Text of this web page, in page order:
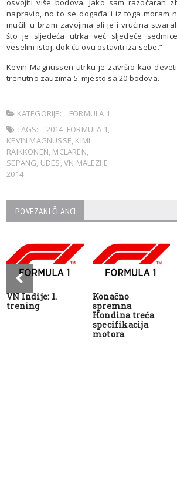
osvojiti više bodova. Jako sam razočaran
napravio, no to se događa i iz toga moram
mučili u brzim zavojima ali je i vrućina
što je sljedeća utrka već sljedeće
veselim istoj, dok ću ovu ostaviti iza sebe.”
Kevin Magnussen utrku je završio kao
trenutno zauzima 5. mjesto sa 20 bodova.
KATEGORIJE:
FORMULA 1
TAGS:
2014, FORMULA 1,
KEVIN MAGNUSSE, KIMI
RAIKKONEN, MCLAREN,
SEPANG, UDES,VN MALEZIJE
2014
POVEZANI ČLANCI
VN Indije: 1.
trening
Konačno
spremna
Hondina treća
specifikacija
motora